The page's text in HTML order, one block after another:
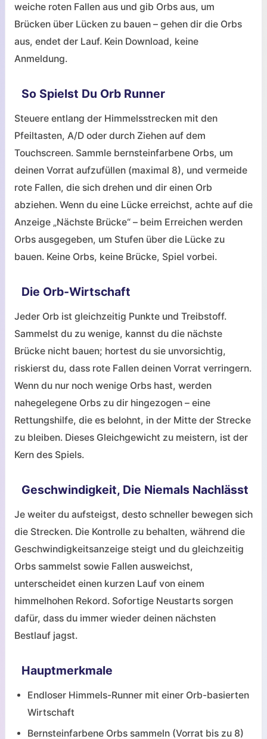
weiche roten Fallen aus und gib Orbs aus, um
Brücken über Lücken zu bauen – gehen dir die Orbs
aus, endet der Lauf. Kein Download, keine
Anmeldung.
So Spielst Du Orb Runner
Steuere entlang der Himmelsstrecken mit den
Pfeiltasten, A/D oder durch Ziehen auf dem
Touchscreen. Sammle bernsteinfarbene Orbs, um
deinen Vorrat aufzufüllen (maximal 8), und vermeide
rote Fallen, die sich drehen und dir einen Orb
abziehen. Wenn du eine Lücke erreichst, achte auf die
Anzeige „Nächste Brücke“ – beim Erreichen werden
Orbs ausgegeben, um Stufen über die Lücke zu
bauen. Keine Orbs, keine Brücke, Spiel vorbei.
Die Orb-Wirtschaft
Jeder Orb ist gleichzeitig Punkte und Treibstoff.
Sammelst du zu wenige, kannst du die nächste
Brücke nicht bauen; hortest du sie unvorsichtig,
riskierst du, dass rote Fallen deinen Vorrat verringern.
Wenn du nur noch wenige Orbs hast, werden
nahegelegene Orbs zu dir hingezogen – eine
Rettungshilfe, die es belohnt, in der Mitte der Strecke
zu bleiben. Dieses Gleichgewicht zu meistern, ist der
Kern des Spiels.
Geschwindigkeit, Die Niemals Nachlässt
Je weiter du aufsteigst, desto schneller bewegen sich
die Strecken. Die Kontrolle zu behalten, während die
Geschwindigkeitsanzeige steigt und du gleichzeitig
Orbs sammelst sowie Fallen ausweichst,
unterscheidet einen kurzen Lauf von einem
himmelhohen Rekord. Sofortige Neustarts sorgen
dafür, dass du immer wieder deinen nächsten
Bestlauf jagst.
Hauptmerkmale
Endloser Himmels-Runner mit einer Orb-basierten
Wirtschaft
Bernsteinfarbene Orbs sammeln (Vorrat bis zu 8)